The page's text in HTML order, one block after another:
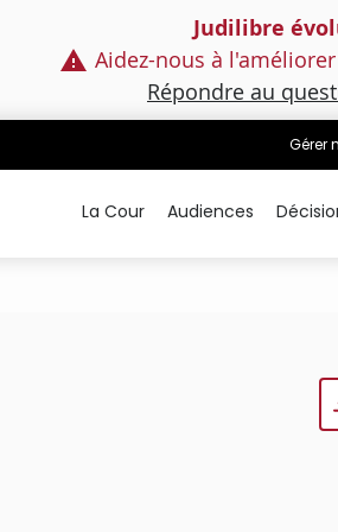
Judilibre
Aidez-nous à
Répondre au
Gérer
La Cour Audiences